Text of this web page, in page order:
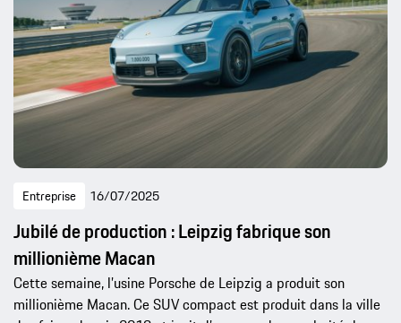
Entreprise 16/07/2025
Jubilé de production : Leipzig fabrique son
millionième Macan
Cette semaine, l’usine Porsche de Leipzig a produit son
millionième Macan. Ce SUV compact est produit dans la ville